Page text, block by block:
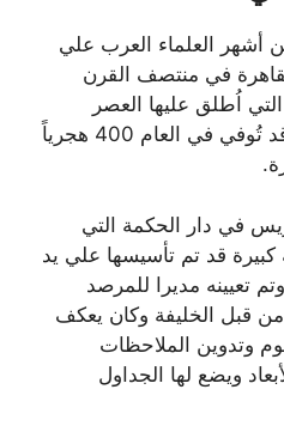
أشهر العلماء العرب علي
في منتصف القرن
اُطلق عليها العصر
الذهبي للعلوم الإسلامية وقد تُوفي في العام 400 هجرياً
في دار الحكمة التي
كبيرة قد تم تأسيسها علي يد
تعيينه مديرا للمرصد
قبل الخليفة وكان يعكف
وتدوين الملاحظات
ويضع لها الجداول